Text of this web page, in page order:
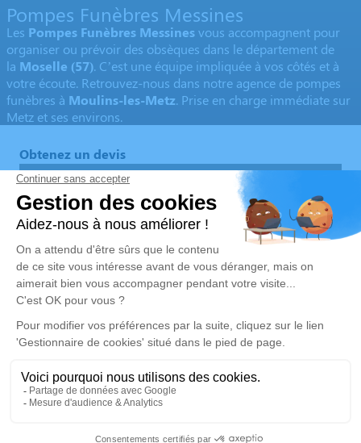
Pompes Funèbres Messines
Les Pompes Funèbres Messinesvous accompagnent pour
organiser ou prévoir des obsèques dans le département de
la Moselle (57). C’est une équipe impliquée à vos côtés et à
votre écoute. Retrouvez-nous dans notre agence de pompes
funèbres à Moulins-les-Metz. Prise en charge immédiate sur
Metz et ses environs.
Obtenez un devis
Devis prévoyance
Devis marbrerie
Notre agence
Pompes Funèbres Messines
03 67 80 17 08
92 Rue de Jouy - 57160 - Moulins-lès-Metz
5/5 - 60 avis
Nos Services